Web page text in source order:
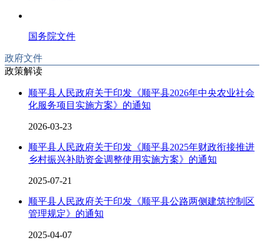
国务院文件
政府文件
政策解读
顺平县人民政府关于印发《顺平县2026年中央农业社会
化服务项目实施方案》的通知
2026-03-23
顺平县人民政府关于印发《顺平县2025年财政衔接推进
乡村振兴补助资金调整使用实施方案》的通知
2025-07-21
顺平县人民政府关于印发《顺平县公路两侧建筑控制区
管理规定》的通知
2025-04-07